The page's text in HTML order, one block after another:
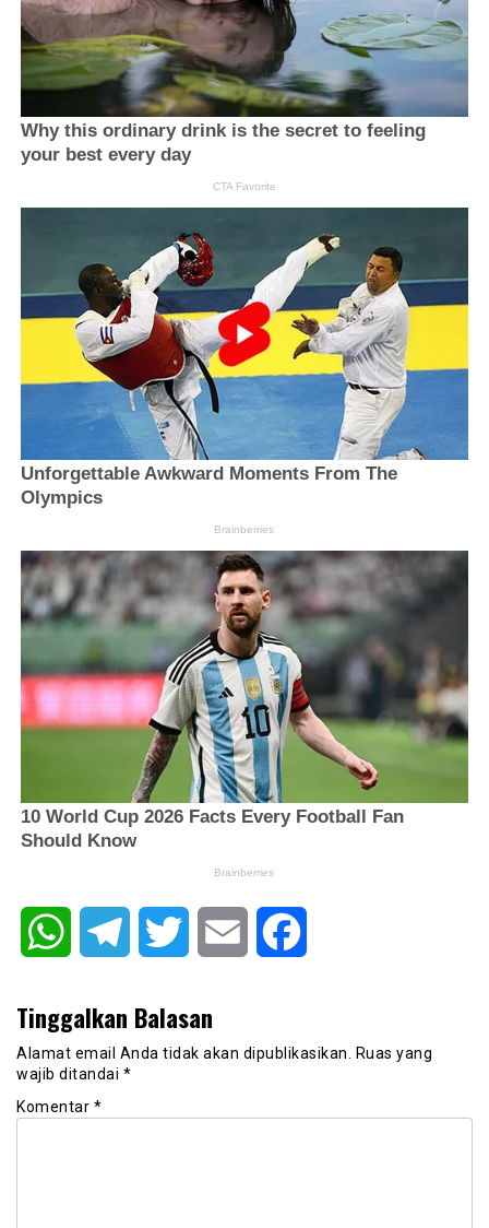
WhatsAppTelegram Twitter Email
Tinggalkan Balasan
Alamat email Anda tidak akan dipublikasikan.
Ruas yang
wajib ditandai *
Komentar *